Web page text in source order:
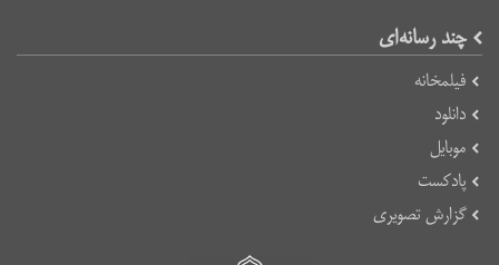
چند رسانه‌ای
فیلمخانه
دانلود
موبایل
پادکست
گزارش تصویری